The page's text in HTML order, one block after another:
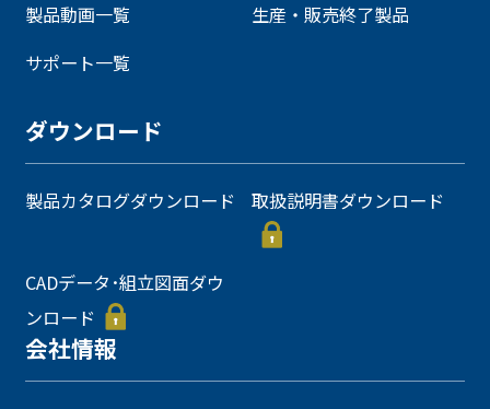
製品動画一覧
生産・販売終了製品
サポート一覧
ダウンロード
製品カタログダウンロード 取扱説明書ダウンロード
CADデータ･組立図面ダウ
ンロード
会社情報